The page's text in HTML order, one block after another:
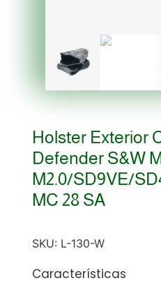
Holster Exterior
Defender S&W
M2.0/SD9VE/
MC 28 SA
SKU: L-130-W
Características